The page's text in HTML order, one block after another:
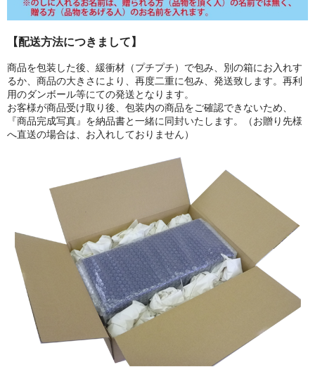
【配送方法につきまして】
商品を包装した後、緩衝材（プチプチ）で包み、別の箱にお入れす
るか、商品の大きさにより、再度二重に包み、発送致します。再利
用のダンボール等にての発送となります。
お客様が商品受け取り後、包装内の商品をご確認できないため、
『商品完成写真』を納品書と一緒に同封いたします。（お贈り先様
へ直送の場合は、お入れしておりません）